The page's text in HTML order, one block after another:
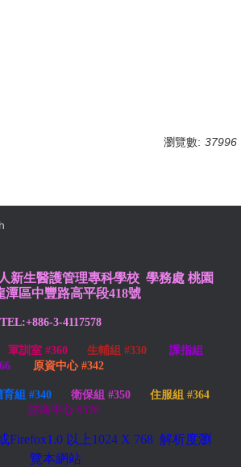
瀏覽數: 37996
新生醫護管理專科學校 學務處 桃園
潭區中豐路高平段418號
TEL:+886-3-4117578
軍訓室 #360 生輔組 #330
課指組
原資中心 #342
育組 #340 衛保組 #350
住服組 #364
諮商中心 #370
Firefox1.0 以上1024 X 768 解析度瀏
覽本網站